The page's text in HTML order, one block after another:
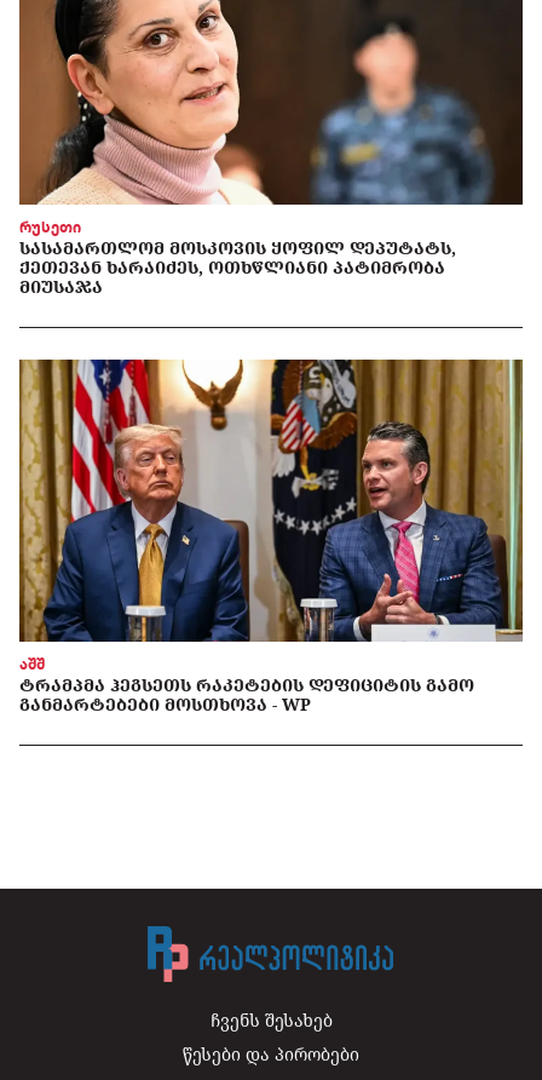
რუსეთი
ᲡᲐᲡᲐᲛᲐᲠᲗᲚᲝᲛ ᲛᲝᲡᲙᲝᲕᲘᲡ ᲧᲝᲤᲘᲚ ᲓᲔᲞᲣᲢᲐᲢᲡ,
ᲥᲔᲗᲔᲕᲐᲜ ᲮᲐᲠᲐᲘᲫᲔᲡ, ᲝᲗᲮᲬᲚᲘᲐᲜᲘ ᲞᲐᲢᲘᲛᲠᲝᲑᲐ
ᲛᲘᲣᲡᲐᲯᲐ
აშშ
ᲢᲠᲐᲛᲞᲛᲐ ᲰᲔᲒᲡᲔᲗᲡ ᲠᲐᲙᲔᲢᲔᲑᲘᲡ ᲓᲔᲤᲘᲪᲘᲢᲘᲡ ᲒᲐᲛᲝ
ᲒᲐᲜᲛᲐᲠᲢᲔᲑᲔᲑᲘ ᲛᲝᲡᲗᲮᲝᲕᲐ - WP
ჩვენს შესახებ
წესები და პირობები